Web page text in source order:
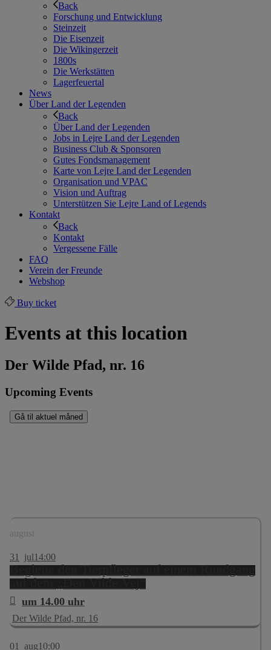
Back
Forschung und Entwicklung
Steinzeit
Die Eisenzeit
Die Wikingerzeit
1800s
Die Werkstätten
Lagerfeuertal
News
Über Land der Legenden
Back
Über Land der Legenden
Jobs in Lejre Land der Legenden
Business Club & Sponsoren
Gutes Fondsmanagement
Karte von Lejre Land der Legenden
Organisation und VPAC
Vision und Auftrag
Unterstützen Sie Lejre Land of Legends
Kontakt
Back
Kontakt
Vergessene Fälle
FAQ
Verein der Freunde
Webshop
Buy ticket
Events at this location
Der Wilde Pfad, nr. 16
Upcoming Events
Gå til aktuel måned
august
31 jul14:00
Begleite den Tierpfleger auf einem Rundgang
auf dem „Den Vilde Vej“
um 14.00 uhr
Der Wilde Pfad, nr. 16
01 aug10:00